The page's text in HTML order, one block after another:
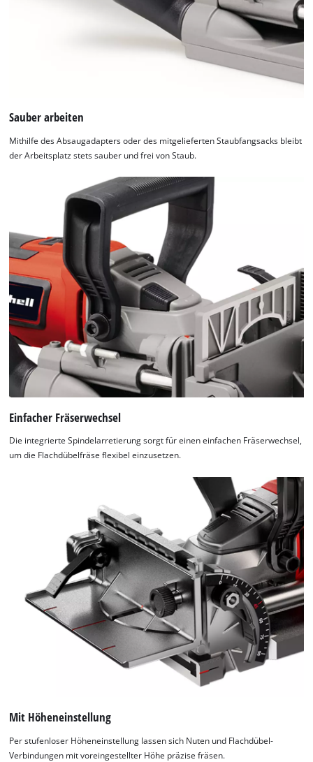
Sauber arbeiten
Mithilfe des Absaugadapters oder des mitgelieferten Staubfangsacks bleibt
der Arbeitsplatz stets sauber und frei von Staub.
Einfacher Fräserwechsel
Die integrierte Spindelarretierung sorgt für einen einfachen Fräserwechsel,
um die Flachdübelfräse flexibel einzusetzen.
Mit Höheneinstellung
Per stufenloser Höheneinstellung lassen sich Nuten und Flachdübel-
Verbindungen mit voreingestellter Höhe präzise fräsen.